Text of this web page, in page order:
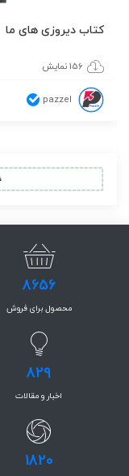
کتاب دیروزی های ما
156 نمایش
pazzel
8656
محصول برای فروش
829
اخبار و مقالات
1820